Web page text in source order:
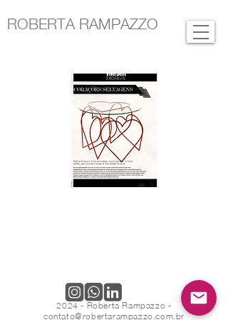
ROBERTA RAMPAZZO
2024 - Roberta Rampazzo -
contato@robertarampazzo.com.br